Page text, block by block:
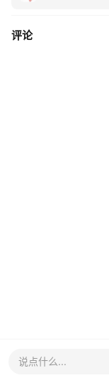
评论
说点什么...